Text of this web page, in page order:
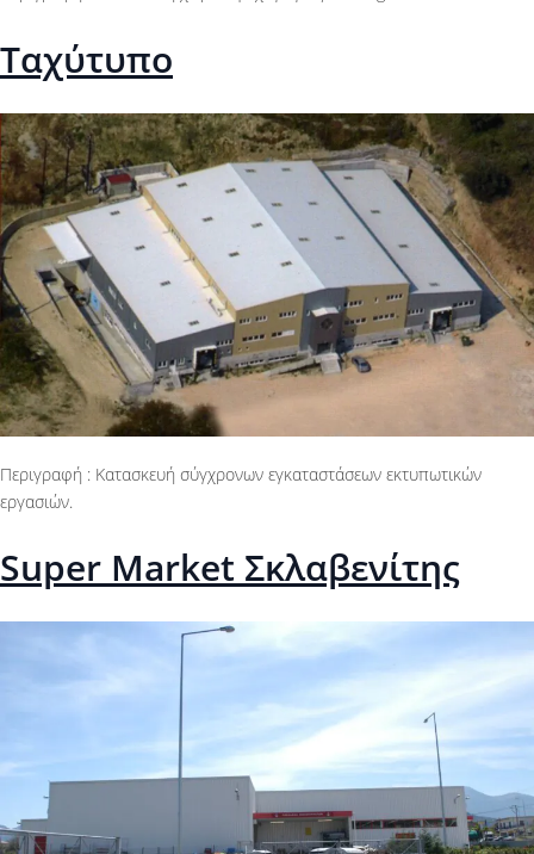
Ταχύτυπο
Περιγραφή : Κατασκευή σύγχρονων εγκαταστάσεων εκτυπωτικών
εργασιών.
Super Market Σκλαβενίτης